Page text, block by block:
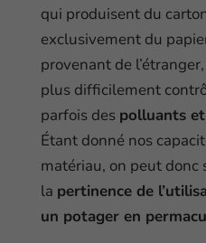
qui produisent du
exclusivement du
provenant de
plus difficilement
parfois des polluants
Étant donné nos
matériau, on peut donc
la pertinence de
un potager en